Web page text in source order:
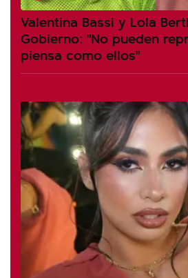
Valentina Bassi y Lola
Gobierno: "No pueden
piensa como ellos"